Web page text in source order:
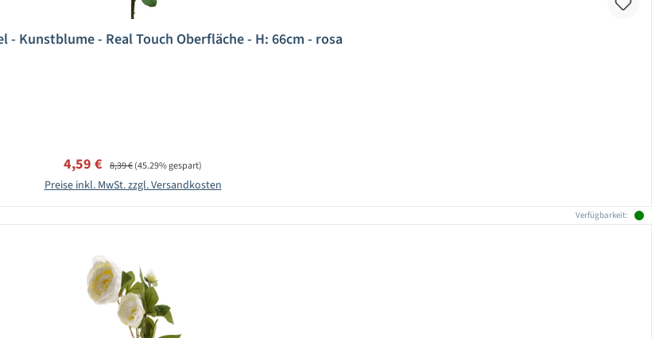
- Kunstblume - Real Touch Oberfläche - H: 66cm - rosa
Verkaufspreis:
4,59 € Regulärer Preis:
8,39 €(45.29% gespart)
Preise inkl. MwSt. zzgl. Versandkosten
Verfügbarkeit: